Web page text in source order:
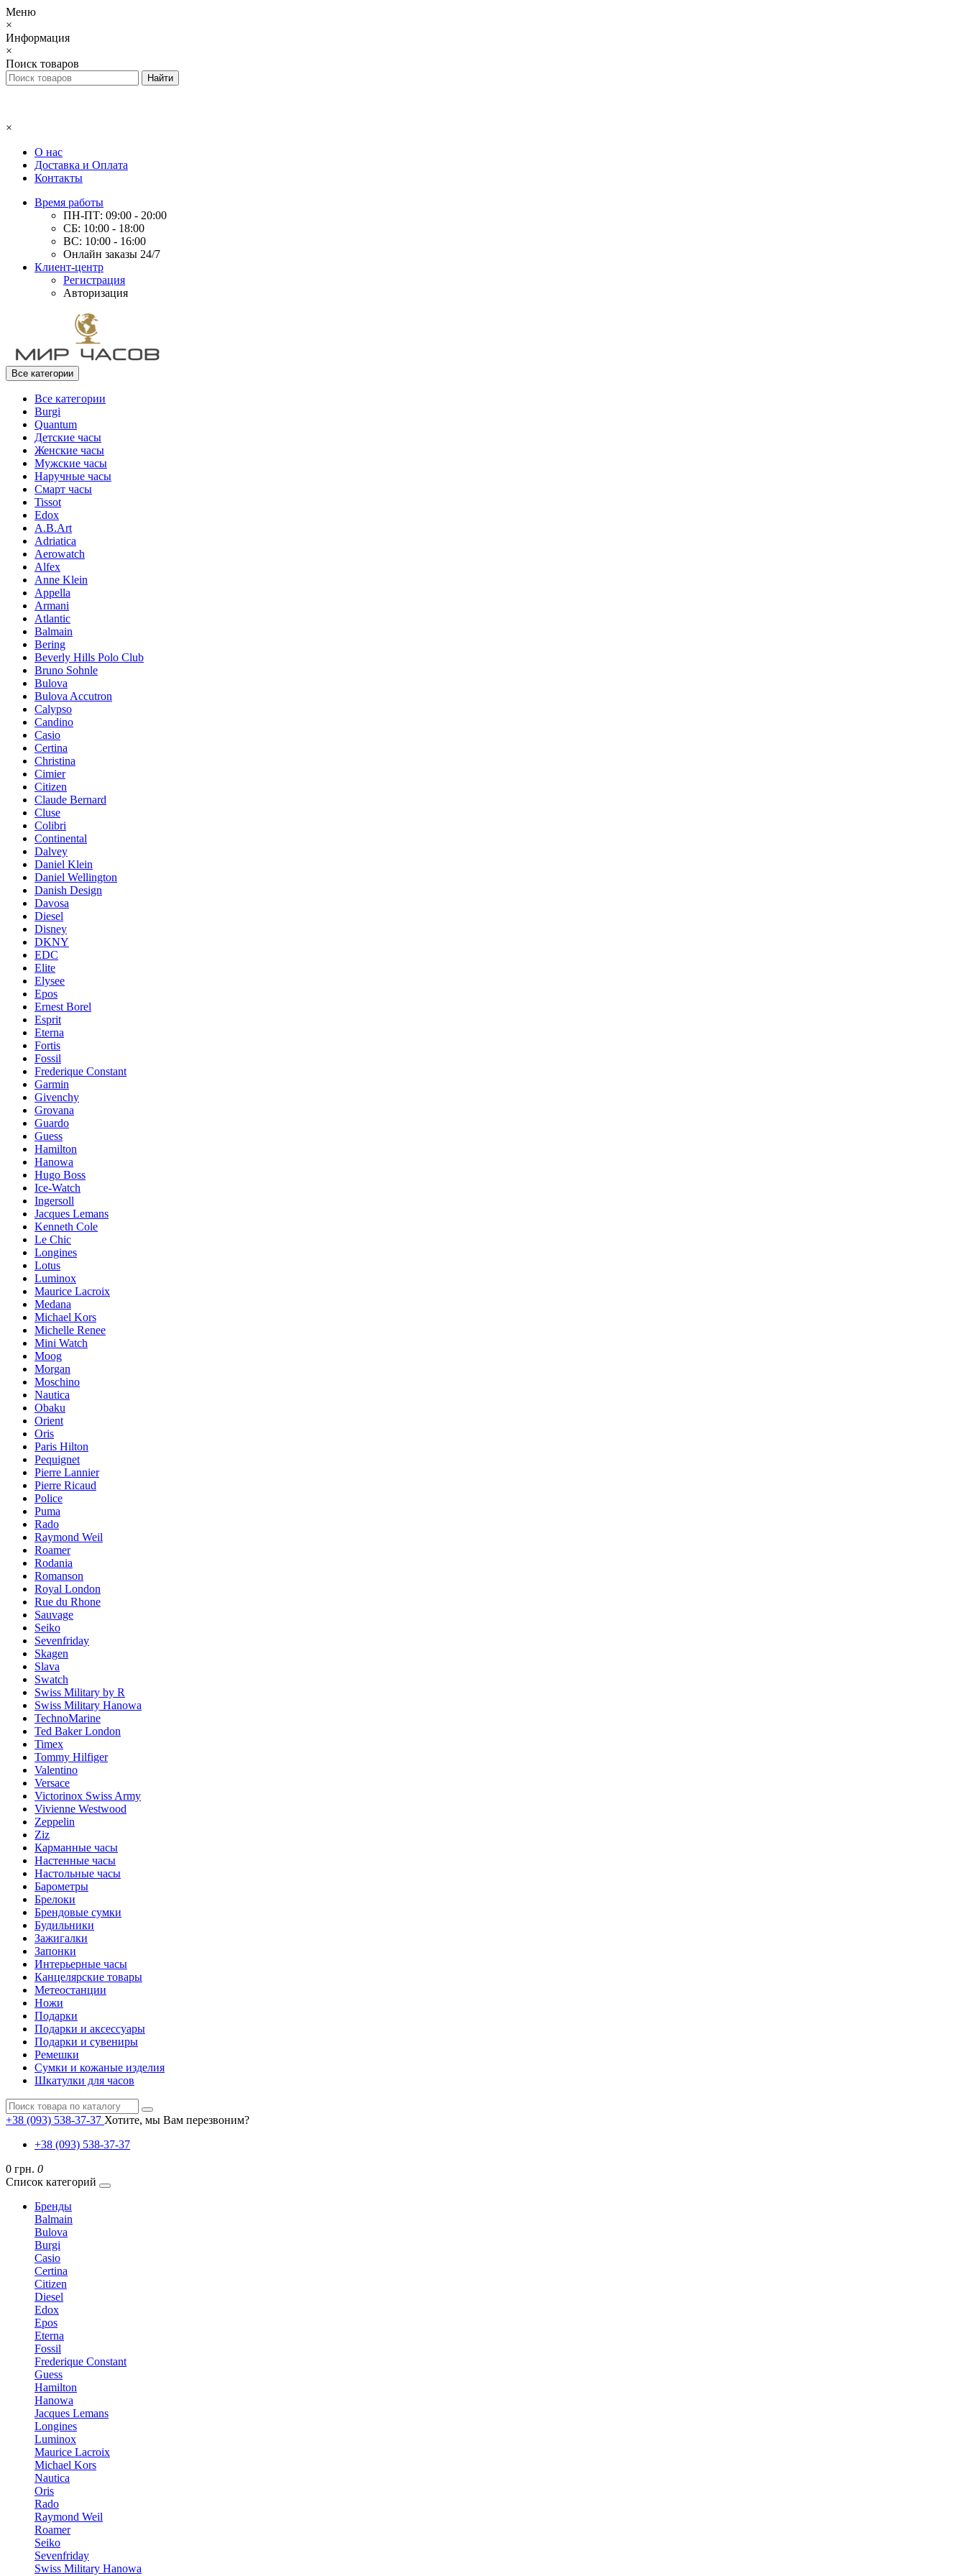
Меню
×
Информация
×
Поиск товаров
×
О нас
Доставка и Оплата
Контакты
Время работы
ПН-ПТ: 09:00 - 20:00
СБ: 10:00 - 18:00
ВС: 10:00 - 16:00
Онлайн заказы 24/7
Клиент-центр
Регистрация
Авторизация
Все категории
Все категории
Burgi
Quantum
Детские часы
Женские часы
Мужские часы
Наручные часы
Смарт часы
Tissot
Edox
A.B.Art
Adriatica
Aerowatch
Alfex
Anne Klein
Appella
Armani
Atlantic
Balmain
Bering
Beverly Hills Polo Club
Bruno Sohnle
Bulova
Bulova Accutron
Calypso
Candino
Casio
Certina
Christina
Cimier
Citizen
Claude Bernard
Cluse
Colibri
Continental
Dalvey
Daniel Klein
Daniel Wellington
Danish Design
Davosa
Diesel
Disney
DKNY
EDC
Elite
Elysee
Epos
Ernest Borel
Esprit
Eterna
Fortis
Fossil
Frederique Constant
Garmin
Givenchy
Grovana
Guardo
Guess
Hamilton
Hanowa
Hugo Boss
Ice-Watch
Ingersoll
Jacques Lemans
Kenneth Cole
Le Chic
Longines
Lotus
Luminox
Maurice Lacroix
Medana
Michael Kors
Michelle Renee
Mini Watch
Moog
Morgan
Moschino
Nautica
Obaku
Orient
Oris
Paris Hilton
Pequignet
Pierre Lannier
Pierre Ricaud
Police
Puma
Rado
Raymond Weil
Roamer
Rodania
Romanson
Royal London
Rue du Rhone
Sauvage
Seiko
Sevenfriday
Skagen
Slava
Swatch
Swiss Military by R
Swiss Military Hanowa
TechnoMarine
Ted Baker London
Timex
Tommy Hilfiger
Valentino
Versace
Victorinox Swiss Army
Vivienne Westwood
Zeppelin
Ziz
Карманные часы
Настенные часы
Настольные часы
Барометры
Брелоки
Брендовые сумки
Будильники
Зажигалки
Запонки
Интерьерные часы
Канцелярские товары
Метеостанции
Ножи
Подарки
Подарки и аксессуары
Подарки и сувениры
Ремешки
Сумки и кожаные изделия
Шкатулки для часов
+38 (093) 538-37-37 Хотите, мы Вам перезвоним?
+38 (093) 538-37-37
0 грн. 0
Список категорий
Бренды
Balmain
Bulova
Burgi
Casio
Certina
Citizen
Diesel
Edox
Epos
Eterna
Fossil
Frederique Constant
Guess
Hamilton
Hanowa
Jacques Lemans
Longines
Luminox
Maurice Lacroix
Michael Kors
Nautica
Oris
Rado
Raymond Weil
Roamer
Seiko
Sevenfriday
Swiss Military Hanowa